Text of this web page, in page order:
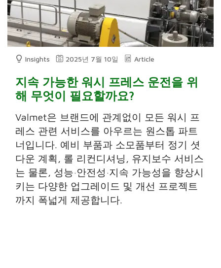
Insights 2025년 7월 10일 Article
지속 가능한 워시 프레스 운전을 위
해 무엇이 필요할까요?
Valmet은 브랜드에 관계없이 모든 워시 프
레스 관련 서비스를 아우르는 원스톱 파트
너입니다. 예비 부품과 소모품부터 정기 셧
다운 계획, 롤 리컨디셔닝, 유지보수 서비스
는 물론, 성능·안전성·지속 가능성을 향상시
키는 다양한 업그레이드 및 개선 프로젝트
까지 폭넓게 제공합니다.